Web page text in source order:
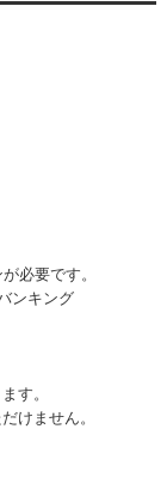
必要です。
ンキング
す。
けません。